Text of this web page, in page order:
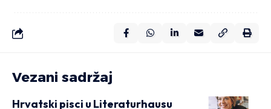
Vezani sadržaj
Hrvatski pisci u Literaturhausu